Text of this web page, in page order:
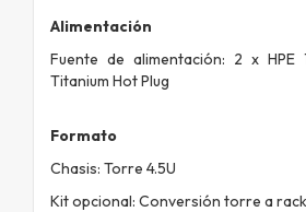
Alimentación
Fuente de alimentación: 2 x
Titanium Hot Plug
Formato
Chasis: Torre 4.5U
Kit opcional: Conversión torre a